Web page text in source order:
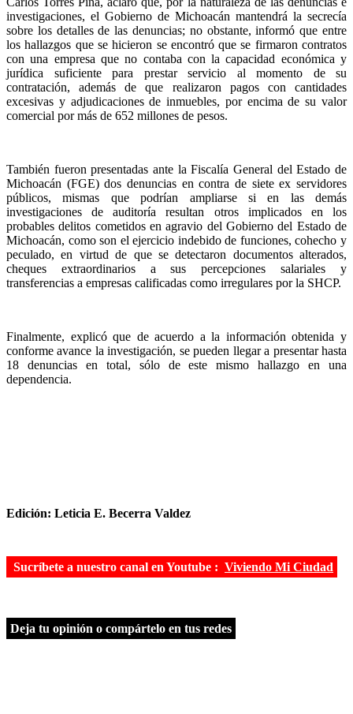
investigaciones, el Gobierno de Michoacán mantendrá la secrecía
sobre los detalles de las denuncias; no obstante, informó que entre
los hallazgos que se hicieron se encontró que se firmaron contratos
con una empresa que no contaba con la capacidad económica y
jurídica suficiente para prestar servicio al momento de su
contratación, además de que realizaron pagos con cantidades
excesivas y adjudicaciones de inmuebles, por encima de su valor
comercial por más de 652 millones de pesos.
También fueron presentadas ante la Fiscalía General del Estado de
Michoacán (FGE) dos denuncias en contra de siete ex servidores
públicos, mismas que podrían ampliarse si en las demás
investigaciones de auditoría resultan otros implicados en los
probables delitos cometidos en agravio del Gobierno del Estado de
Michoacán, como son el ejercicio indebido de funciones, cohecho y
peculado, en virtud de que se detectaron documentos alterados,
cheques extraordinarios a sus percepciones salariales y
transferencias a empresas calificadas como irregulares por la SHCP.
Finalmente, explicó que de acuerdo a la información obtenida y
conforme avance la investigación, se pueden llegar a presentar hasta
18 denuncias en total, sólo de este mismo hallazgo en una
dependencia.
Edición: Leticia E. Becerra Valdez
Sucríbete a nuestro canal en Youtube : Viviendo Mi Ciudad
Deja tu opinión o compártelo en tus redes